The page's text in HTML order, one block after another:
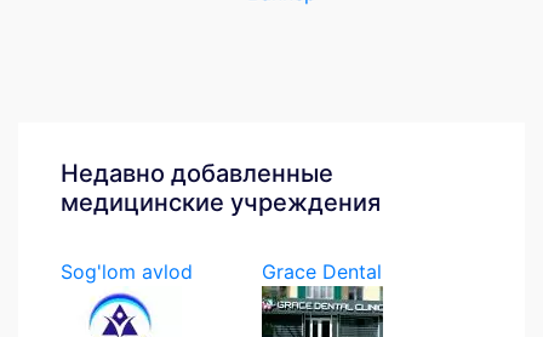
Недавно добавленные
медицинские учреждения
Sog'lom avlod Grace Dental